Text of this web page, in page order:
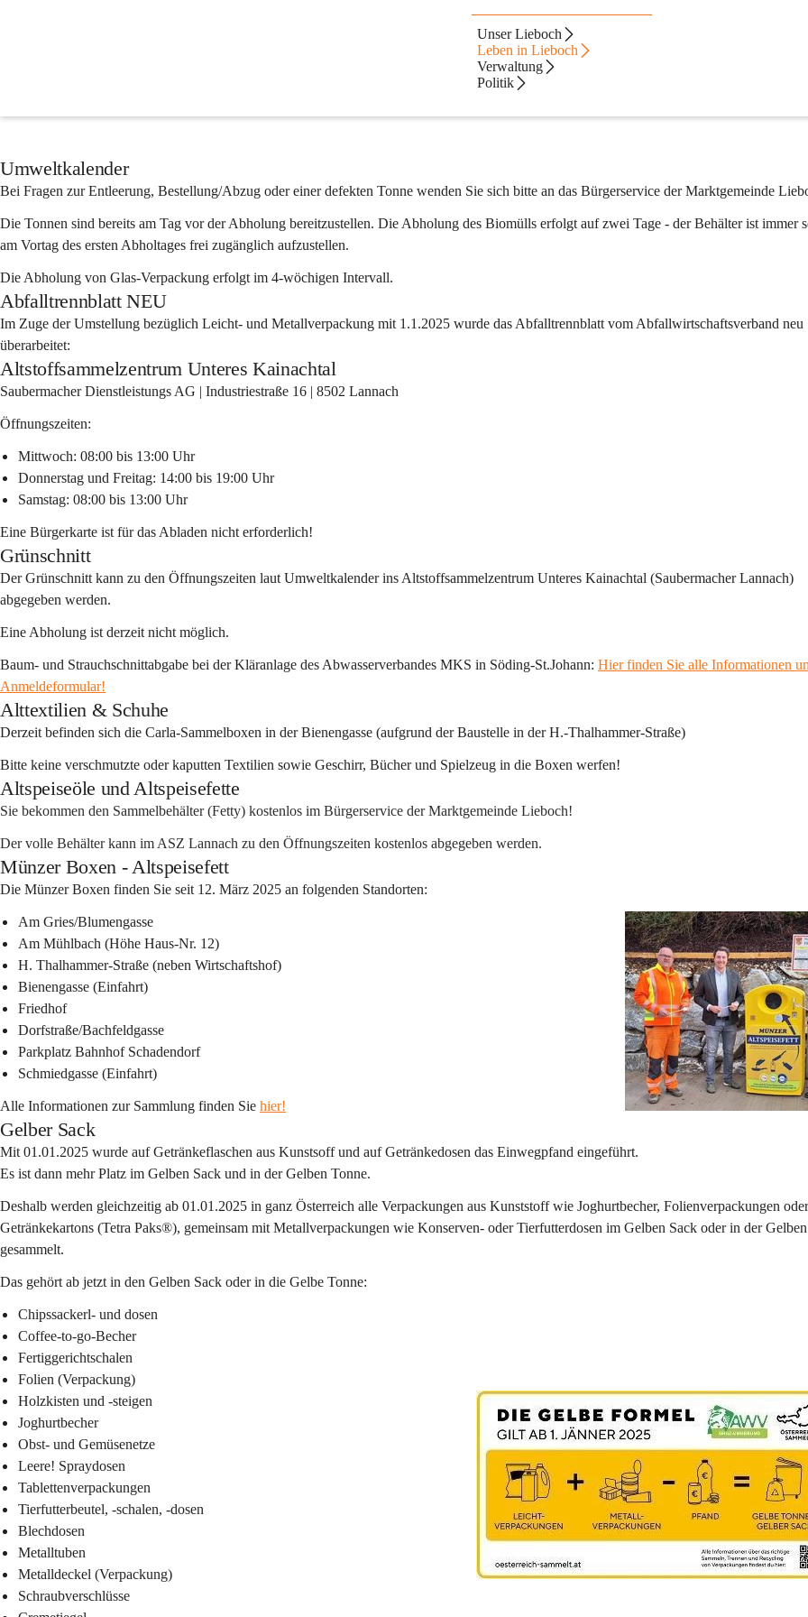
Unser Lieboch
Leben in Lieboch
Verwaltung
Politik
Umweltkalender
Bei Fragen zur Entleerung, Bestellung/Abzug oder einer defekten Tonne wenden Sie sich bitte an das Bürgerservice der Marktgemeinde
Die Tonnen sind bereits am Tag vor der Abholung bereitzustellen. Die Abholung des Biomülls erfolgt auf zwei Tage - der Behälter ist immer
am Vortag des ersten Abholtages frei zugänglich aufzustellen.
Die Abholung von Glas-Verpackung erfolgt im 4-wöchigen Intervall.
Abfalltrennblatt NEU
Im Zuge der Umstellung bezüglich Leicht- und Metallverpackung mit 1.1.2025 wurde das Abfalltrennblatt vom Abfallwirtschaftsverband neu
überarbeitet:
Altstoffsammelzentrum Unteres Kainachtal
Saubermacher Dienstleistungs AG | Industriestraße 16 | 8502 Lannach
Öffnungszeiten:
Mittwoch: 08:00 bis 13:00 Uhr
Donnerstag und Freitag: 14:00 bis 19:00 Uhr
Samstag: 08:00 bis 13:00 Uhr
Eine Bürgerkarte ist für das Abladen nicht erforderlich!
Grünschnitt
Der Grünschnitt kann zu den Öffnungszeiten laut Umweltkalender ins Altstoffsammelzentrum Unteres Kainachtal (Saubermacher Lannach)
abgegeben werden.
Eine Abholung ist derzeit nicht möglich.
Baum- und Strauchschnittabgabe bei der Kläranlage des Abwasserverbandes MKS in Söding-St.Johann: Hier finden Sie alle Informationen
Anmeldeformular!
Alttextilien & Schuhe
Derzeit befinden sich die Carla-Sammelboxen in der Bienengasse (aufgrund der Baustelle in der H.-Thalhammer-Straße)
Bitte keine verschmutzte oder kaputten Textilien sowie Geschirr, Bücher und Spielzeug in die Boxen werfen!
Altspeiseöle und Altspeisefette
Sie bekommen den Sammelbehälter (Fetty) kostenlos im Bürgerservice der Marktgemeinde Lieboch!
Der volle Behälter kann im ASZ Lannach zu den Öffnungszeiten kostenlos abgegeben werden.
Münzer Boxen - Altspeisefett
Die Münzer Boxen finden Sie seit 12. März 2025 an folgenden Standorten:
Am Gries/Blumengasse
Am Mühlbach (Höhe Haus-Nr. 12)
H. Thalhammer-Straße (neben Wirtschaftshof)
Bienengasse (Einfahrt)
Friedhof
Dorfstraße/Bachfeldgasse
Parkplatz Bahnhof Schadendorf
Schmiedgasse (Einfahrt)
Alle Informationen zur Sammlung finden Sie hier!
Gelber Sack
Mit 01.01.2025 wurde auf Getränkeflaschen aus Kunstsoff und auf Getränkedosen das Einwegpfand eingeführt.
Es ist dann mehr Platz im Gelben Sack und in der Gelben Tonne.
Deshalb werden gleichzeitig ab 01.01.2025 in ganz Österreich alle Verpackungen aus Kunststoff wie Joghurtbecher, Folienverpackungen
Getränkekartons (Tetra Paks®), gemeinsam mit Metallverpackungen wie Konserven- oder Tierfutterdosen im Gelben Sack oder in der
gesammelt.
Das gehört ab jetzt in den Gelben Sack oder in die Gelbe Tonne:
Chipssackerl- und dosen
Coffee-to-go-Becher
Fertiggerichtschalen
Folien (Verpackung)
Holzkisten und -steigen
Joghurtbecher
Obst- und Gemüsenetze
Leere! Spraydosen
Tablettenverpackungen
Tierfutterbeutel, -schalen, -dosen
Blechdosen
Metalltuben
Metalldeckel (Verpackung)
Schraubverschlüsse